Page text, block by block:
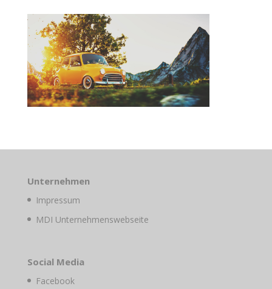
Unternehmen
Impressum
MDI Unternehmenswebseite
Social Media
Facebook